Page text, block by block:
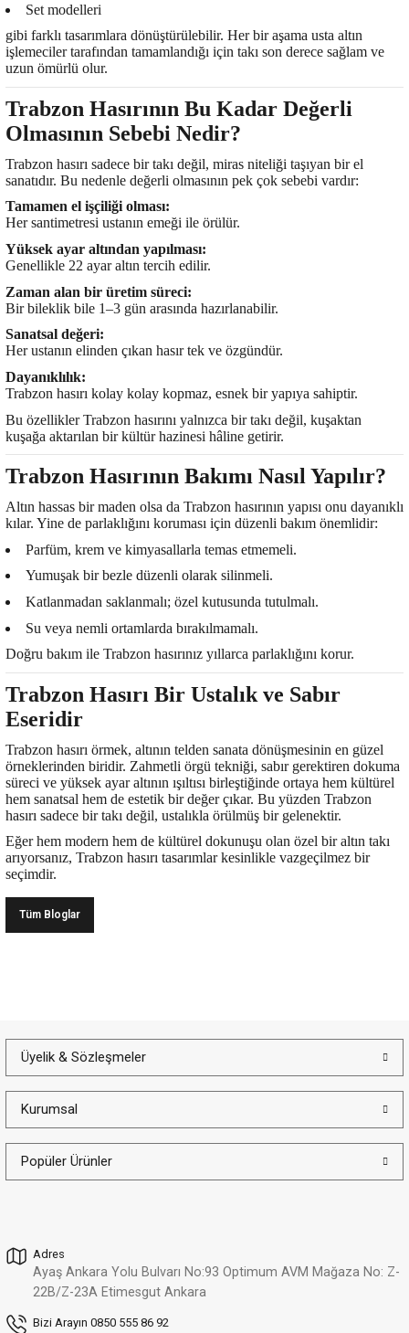
Set modelleri
gibi farklı tasarımlara dönüştürülebilir. Her bir aşama usta altın
işlemeciler tarafından tamamlandığı için takı son derece sağlam ve
uzun ömürlü olur.
Trabzon Hasırının Bu Kadar Değerli
Olmasının Sebebi Nedir?
Trabzon hasırı sadece bir takı değil, miras niteliği taşıyan bir el
sanatıdır. Bu nedenle değerli olmasının pek çok sebebi vardır:
Tamamen el işçiliği olması:
Her santimetresi ustanın emeği ile örülür.
Yüksek ayar altından yapılması:
Genellikle 22 ayar altın tercih edilir.
Zaman alan bir üretim süreci:
Bir bileklik bile 1–3 gün arasında hazırlanabilir.
Sanatsal değeri:
Her ustanın elinden çıkan hasır tek ve özgündür.
Dayanıklılık:
Trabzon hasırı kolay kolay kopmaz, esnek bir yapıya sahiptir.
Bu özellikler Trabzon hasırını yalnızca bir takı değil, kuşaktan
kuşağa aktarılan bir kültür hazinesi hâline getirir.
Trabzon Hasırının Bakımı Nasıl Yapılır?
Altın hassas bir maden olsa da Trabzon hasırının yapısı onu dayanıklı
kılar. Yine de parlaklığını koruması için düzenli bakım önemlidir:
Parfüm, krem ve kimyasallarla temas etmemeli.
Yumuşak bir bezle düzenli olarak silinmeli.
Katlanmadan saklanmalı; özel kutusunda tutulmalı.
Su veya nemli ortamlarda bırakılmamalı.
Doğru bakım ile Trabzon hasırınız yıllarca parlaklığını korur.
Trabzon Hasırı Bir Ustalık ve Sabır
Eseridir
Trabzon hasırı örmek, altının telden sanata dönüşmesinin en güzel
örneklerinden biridir. Zahmetli örgü tekniği, sabır gerektiren dokuma
süreci ve yüksek ayar altının ışıltısı birleştiğinde ortaya hem kültürel
hem sanatsal hem de estetik bir değer çıkar. Bu yüzden Trabzon
hasırı sadece bir takı değil, ustalıkla örülmüş bir gelenektir.
Eğer hem modern hem de kültürel dokunuşu olan özel bir altın takı
arıyorsanız, Trabzon hasırı tasarımlar kesinlikle vazgeçilmez bir
seçimdir.
Tüm Bloglar
Hediye Kutusu Güvenli Alışveriş Taksit İmkanı Ölçü Değişimi
İade ve Değişim
Adres
Ayaş Ankara Yolu Bulvarı No:93 Optimum AVM Mağaza No: Z-
22B/Z-23A Etimesgut Ankara
Bizi Arayın 0850 555 86 92
Üyelik & Sözleşmeler
Kurumsal
Popüler Ürünler